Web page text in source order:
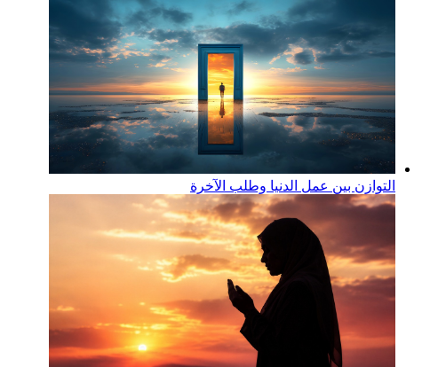
التوازن بين عمل الدنيا وطلب الآخرة